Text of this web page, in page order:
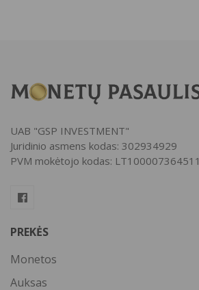
UAB "GSP INVESTMENT"
Juridinio asmens kodas: 302934929
PVM mokėtojo kodas: LT100007364511
PREKĖS
Monetos
Auksas